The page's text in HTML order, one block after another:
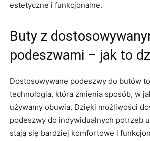
estetyczne i funkcjonalne.
Buty z
podeszwami – jak⁣ to
Dostosowywane podeszwy do ⁣butów
technologia, która zmienia sposób, w
używamy obuwia. Dzięki możliwości
podeszwy‌ do indywidualnych potrzeb
stają się bardziej ⁢komfortowe ⁣i